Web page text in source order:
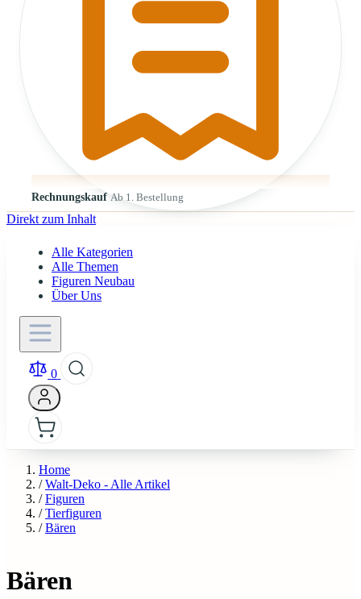
Rechnungskauf Ab 1. Bestellung
Direkt zum Inhalt
Alle Kategorien
Alle Themen
Figuren Neubau
Über Uns
0
Home
/ Walt-Deko - Alle Artikel
/ Figuren
/ Tierfiguren
/ Bären
Bären